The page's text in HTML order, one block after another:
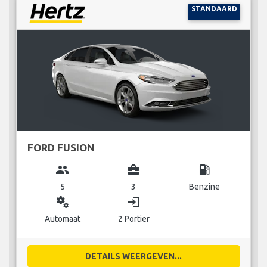
STANDAARD
FORD FUSION
group
5
business_center
3
local_gas_station
Benzine
miscellaneous_services
Automaat
login
2 Portier
DETAILS WEERGEVEN...